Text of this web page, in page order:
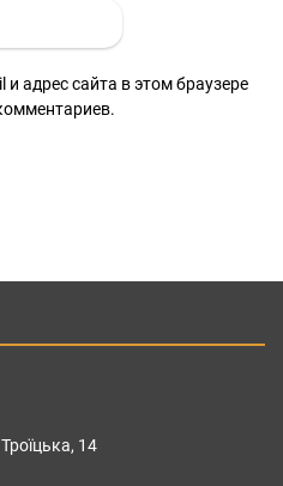
адрес сайта в этом браузере
14